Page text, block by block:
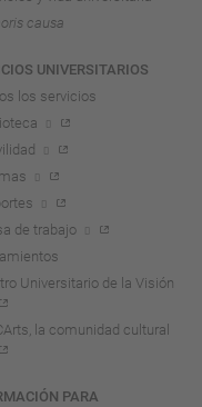
causa
UNIVERSITARIOS
los servicios
de trabajo
Universitario de la Visión
la comunidad cultural
PARA